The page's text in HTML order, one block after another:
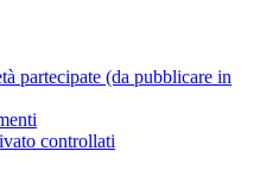
partecipate (da pubblicare in
controllati